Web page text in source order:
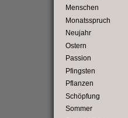
Menschen
Monatsspruch
Neujahr
Ostern
Passion
Pfingsten
Pflanzen
Schöpfung
Sommer